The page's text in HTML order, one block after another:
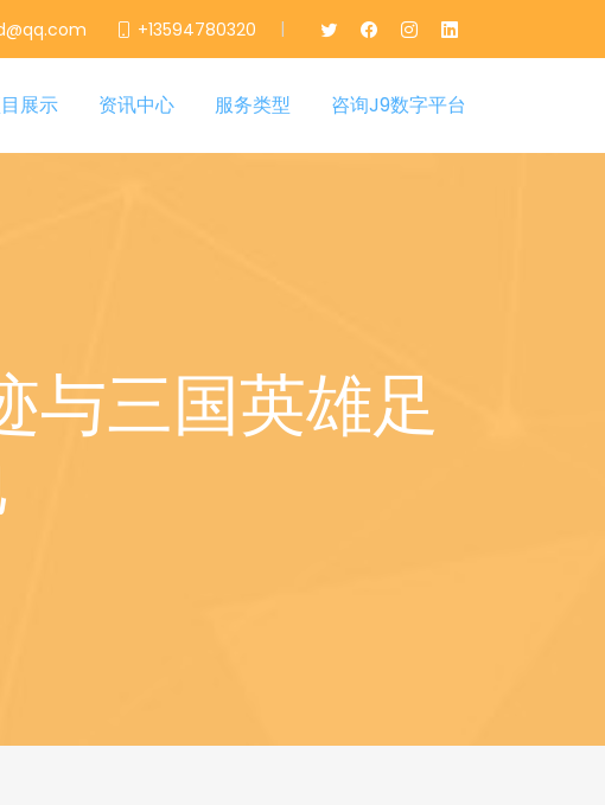
+13594780320 |
展示 资讯中心 服务类型 咨询J9数字平台
与三国英雄足